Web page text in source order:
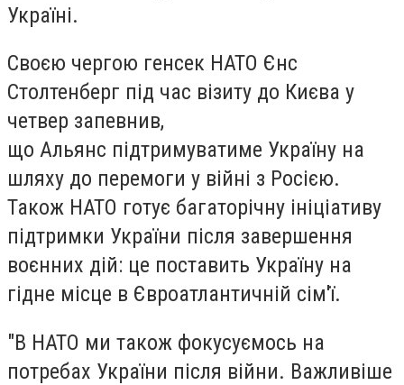
Україні.
Своєю чергою генсек НАТО Єнс
Столтенберг під час візиту до Києва у
четвер запевнив,
що Альянс підтримуватиме Україну на
шляху до перемоги у війні з Росією.
Також НАТО готує багаторічну ініціативу
підтримки України після завершення
воєнних дій: це поставить Україну на
гідне місце в Євроатлантичній сім'ї.
"В НАТО ми також фокусуємось на
потребах України після війни. Важливіше